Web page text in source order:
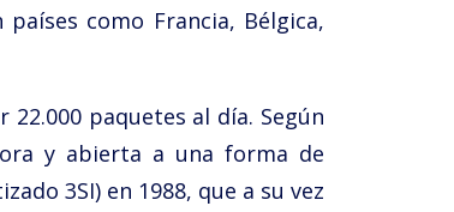
como Francia, Bélgica,
paquetes al día. Según
y abierta a una forma de
3SI) en 1988, que a su vez